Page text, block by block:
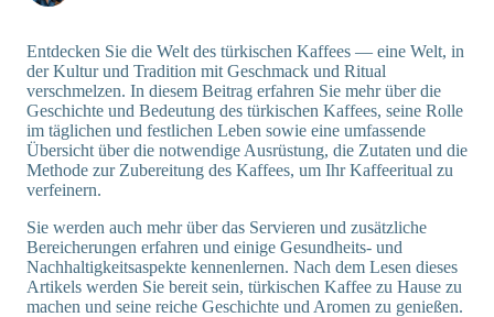
Entdecken Sie die Welt des türkischen Kaffees — eine Welt, in
der Kultur und Tradition mit Geschmack und Ritual
verschmelzen. In diesem Beitrag erfahren Sie mehr über die
Geschichte und Bedeutung des türkischen Kaffees, seine Rolle
im täglichen und festlichen Leben sowie eine umfassende
Übersicht über die notwendige Ausrüstung, die Zutaten und die
Methode zur Zubereitung des Kaffees, um Ihr Kaffeeritual zu
verfeinern.
Sie werden auch mehr über das Servieren und zusätzliche
Bereicherungen erfahren und einige Gesundheits- und
Nachhaltigkeitsaspekte kennenlernen. Nach dem Lesen dieses
Artikels werden Sie bereit sein, türkischen Kaffee zu Hause zu
machen und seine reiche Geschichte und Aromen zu genießen.